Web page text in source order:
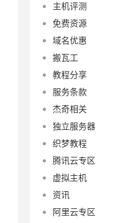
主机评测
免费资源
域名优惠
搬瓦工
教程分享
服务条款
杰奇相关
独立服务器
织梦教程
腾讯云专区
虚拟主机
资讯
阿里云专区